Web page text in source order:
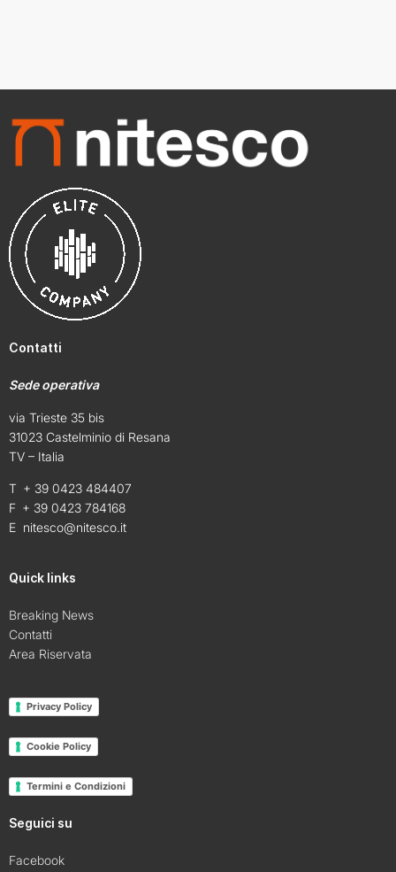
Contatti
Sede operativa
via Trieste 35 bis
31023 Castelminio di Resana
TV – Italia
T + 39 0423 484407
F + 39 0423 784168
E nitesco@nitesco.it
Quick links
Breaking News
Contatti
Area Riservata
Privacy Policy
Cookie Policy
Termini e Condizioni
Seguici su
Facebook